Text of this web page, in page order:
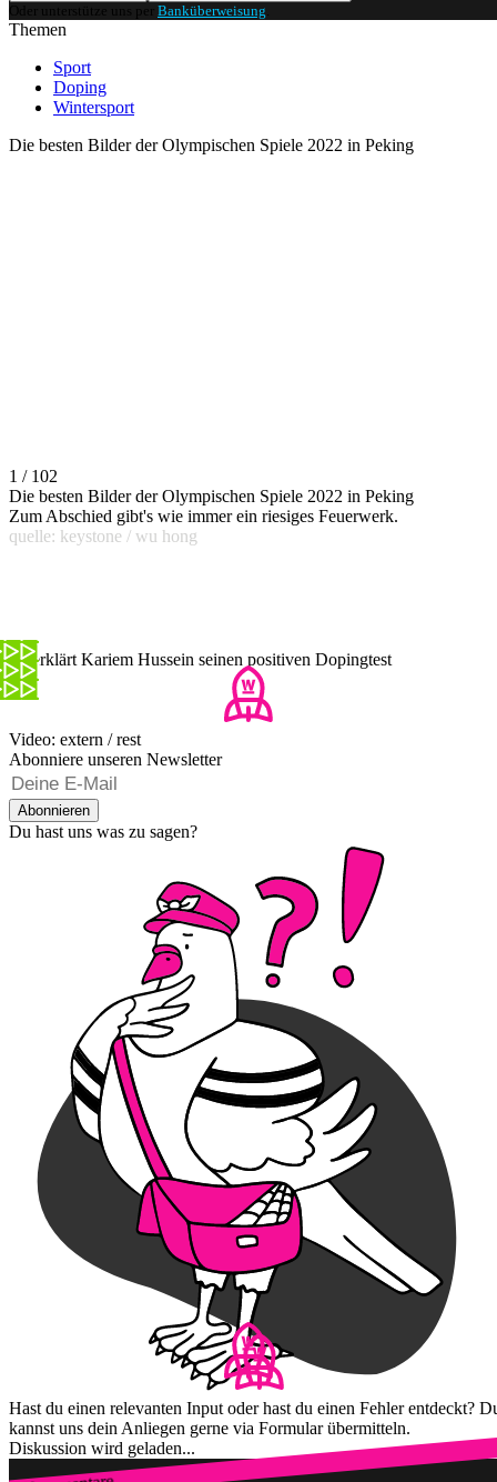
Oder unterstütze uns per Banküberweisung
Themen
Sport
Doping
Wintersport
Die besten Bilder der Olympischen Spiele 2022 in Peking
1 / 102
Die besten Bilder der Olympischen Spiele 2022 in Peking
Zum Abschied gibt's wie immer ein riesiges Feuerwerk.
quelle: keystone / wu hong
So erklärt Kariem Hussein seinen positiven Dopingtest
Video: extern / rest
Abonniere unseren Newsletter
Abonnieren
Du hast uns was zu sagen?
Hast du einen relevanten Input oder hast du einen Fehler entdeckt?
kannst uns dein Anliegen gerne via Formular übermitteln.
Diskussion wird geladen...